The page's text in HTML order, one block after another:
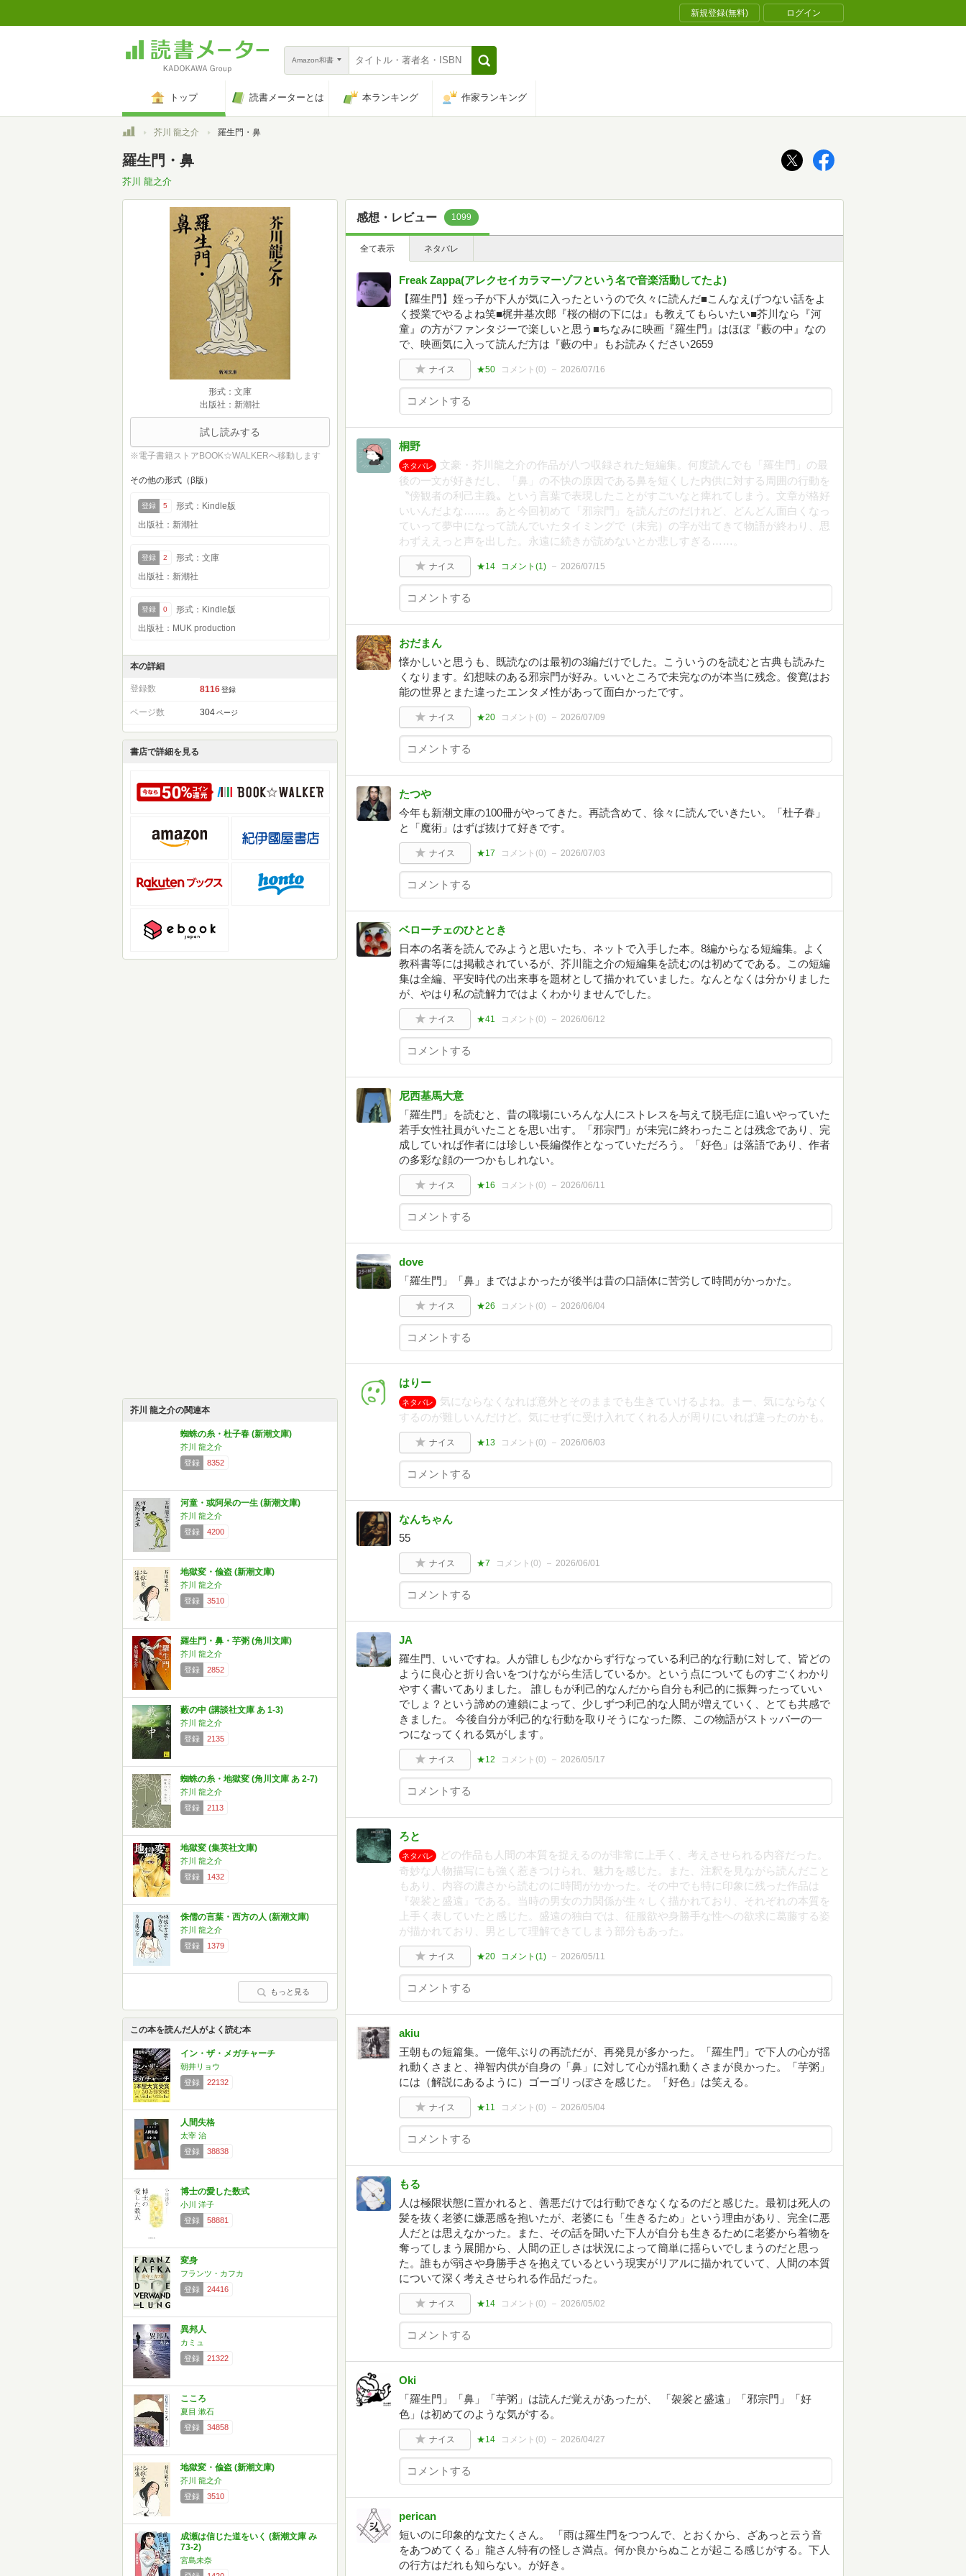
新規登録(無料) ログイン
Amazon和書
トップ 読書メーターとは 本ランキング 作家ランキング
トップ芥川 龍之介 羅生門・鼻
羅生門・鼻
芥川 龍之介
形式：文庫
出版社：新潮社
試し読みする
※電子書籍ストアBOOK☆WALKERへ移動します
その他の形式（β版）
登録 5
形式：Kindle版
出版社：新潮社
登録 2
形式：文庫
出版社：新潮社
登録 0
形式：Kindle版
出版社：MUK production
本の詳細
登録数 8116 登録
ページ数 304 ページ
書店で詳細を見る
芥川 龍之介の関連本
蜘蛛の糸・杜子春 (新潮文庫)
芥川 龍之介
登録
8352
河童・或阿呆の一生 (新潮文庫)
芥川 龍之介
登録
4200
地獄変・偸盗 (新潮文庫)
芥川 龍之介
登録
3510
羅生門・鼻・芋粥 (角川文庫)
芥川 龍之介
登録
2852
藪の中 (講談社文庫 あ 1-3)
芥川 龍之介
登録
2135
蜘蛛の糸・地獄変 (角川文庫 あ 2-7)
芥川 龍之介
登録
2113
地獄変 (集英社文庫)
芥川 龍之介
登録
1432
侏儒の言葉・西方の人 (新潮文庫)
芥川 龍之介
登録
1379
もっと見る
この本を読んだ人がよく読む本
イン・ザ・メガチャーチ
朝井リョウ
登録
22132
人間失格
太宰 治
登録
38838
博士の愛した数式
小川 洋子
登録
58881
変身
フランツ・カフカ
登録
24416
異邦人
カミュ
登録
21322
こころ
夏目 漱石
登録
34858
地獄変・偸盗 (新潮文庫)
芥川 龍之介
登録
3510
成瀬は信じた道をいく (新潮文庫 み
73-2)
宮島未奈
感想・レビュー 1099
全て表示 ネタバレ
Freak Zappa(アレクセイカラマーゾフという名で音楽活動してたよ)
【羅生門】姪っ子が下人が気に入ったというので久々に読んだ■こんなえげつない話をよ
く授業でやるよね笑■梶井基次郎『桜の樹の下には』も教えてもらいたい■芥川なら『河
童』の方がファンタジーで楽しいと思う■ちなみに映画『羅生門』はほぼ『藪の中』なの
で、映画気に入って読んだ方は『藪の中』もお読みください2659
ナイス ★50 コメント(0) 2026/07/16
桐野
ネタバレ
文豪・芥川龍之介の作品が八つ収録された短編集。何度読んでも「羅生門」の最
後の一文が好きだし、「鼻」の不快の原因である鼻を短くした内供に対する周囲の行動を
〝傍観者の利己主義〟という言葉で表現したことがすごいなと痺れてしまう。文章が格好
いいんだよな……。あと今回初めて「邪宗門」を読んだのだけれど、どんどん面白くなっ
ていって夢中になって読んでいたタイミングで（未完）の字が出てきて物語が終わり、思
わずええっと声を出した。永遠に続きが読めないとか悲しすぎる……。
ナイス ★14 コメント(1) 2026/07/15
おだまん
懐かしいと思うも、既読なのは最初の3編だけでした。こういうのを読むと古典も読みた
くなります。幻想味のある邪宗門が好み。いいところで未完なのが本当に残念。俊寛はお
能の世界とまた違ったエンタメ性があって面白かったです。
ナイス ★20 コメント(0) 2026/07/09
たつや
今年も新潮文庫の100冊がやってきた。再読含めて、徐々に読んでいきたい。「杜子春」
と「魔術」はずば抜けて好きです。
ナイス ★17 コメント(0) 2026/07/03
ベローチェのひととき
日本の名著を読んでみようと思いたち、ネットで入手した本。8編からなる短編集。よく
教科書等には掲載されているが、芥川龍之介の短編集を読むのは初めてである。この短編
集は全編、平安時代の出来事を題材として描かれていました。なんとなくは分かりました
が、やはり私の読解力ではよくわかりませんでした。
ナイス ★41 コメント(0) 2026/06/12
尼西基馬大意
「羅生門」を読むと、昔の職場にいろんな人にストレスを与えて脱毛症に追いやっていた
若手女性社員がいたことを思い出す。「邪宗門」が未完に終わったことは残念であり、完
成していれば作者には珍しい長編傑作となっていただろう。「好色」は落語であり、作者
の多彩な顔の一つかもしれない。
ナイス ★16 コメント(0) 2026/06/11
dove
「羅生門」「鼻」まではよかったが後半は昔の口語体に苦労して時間がかっかた。
ナイス ★26 コメント(0) 2026/06/04
はりー
ネタバレ
気にならなくなれば意外とそのままでも生きていけるよね。まー、気にならなく
するのが難しいんだけど。気にせずに受け入れてくれる人が周りにいれば違ったのかも。
ナイス ★13 コメント(0) 2026/06/03
なんちゃん
55
ナイス ★7 コメント(0) 2026/06/01
JA
羅生門、いいですね。人が誰しも少なからず行なっている利己的な行動に対して、皆どの
ように良心と折り合いをつけながら生活しているか。という点についてものすごくわかり
やすく書いてありました。 誰しもが利己的なんだから自分も利己的に振舞ったっていい
でしょ？という諦めの連鎖によって、少しずつ利己的な人間が増えていく、とても共感で
きました。 今後自分が利己的な行動を取りそうになった際、この物語がストッパーの一
つになってくれる気がします。
ナイス ★12 コメント(0) 2026/05/17
ろと
ネタバレ
どの作品も人間の本質を捉えるのが非常に上手く、考えさせられる内容だった。
奇妙な人物描写にも強く惹きつけられ、魅力を感じた。また、注釈を見ながら読んだこと
もあり、内容の濃さから読むのに時間がかかった。その中でも特に印象に残った作品は
『袈裟と盛遠』である。当時の男女の力関係が生々しく描かれており、それぞれの本質を
上手く表していたと感じた。盛遠の独白では、征服欲や身勝手な性への欲求に葛藤する姿
が描かれており、男として理解できてしまう部分もあった。
ナイス ★20 コメント(1) 2026/05/11
akiu
王朝もの短篇集。一億年ぶりの再読だが、再発見が多かった。「羅生門」で下人の心が揺
れ動くさまと、禅智内供が自身の「鼻」に対して心が揺れ動くさまが良かった。「芋粥」
には（解説にあるように）ゴーゴリっぽさを感じた。「好色」は笑える。
ナイス ★11 コメント(0) 2026/05/04
もる
人は極限状態に置かれると、善悪だけでは行動できなくなるのだと感じた。最初は死人の
髪を抜く老婆に嫌悪感を抱いたが、老婆にも「生きるため」という理由があり、完全に悪
人だとは思えなかった。また、その話を聞いた下人が自分も生きるために老婆から着物を
奪ってしまう展開から、人間の正しさは状況によって簡単に揺らいでしまうのだと思っ
た。誰もが弱さや身勝手さを抱えているという現実がリアルに描かれていて、人間の本質
について深く考えさせられる作品だった。
ナイス ★14 コメント(0) 2026/05/02
Oki
「羅生門」「鼻」「芋粥」は読んだ覚えがあったが、 「袈裟と盛遠」「邪宗門」「好
色」は初めてのような気がする。
ナイス ★14 コメント(0) 2026/04/27
perican
短いのに印象的な文たくさん。 「雨は羅生門をつつんで、とおくから、ざあっと云う音
をあつめてくる」龍さん特有の怪しさ満点。何か良からぬことが起こる感じがする。下人
の行方はだれも知らない。が好き。